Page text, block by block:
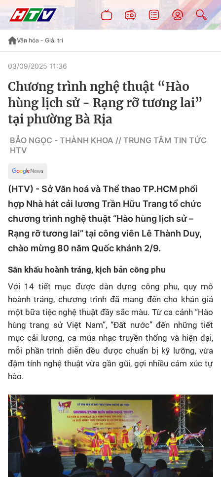
Văn hóa - Giải trí
03/09/2025 11:36
Chương trình nghệ thuật “Hào
hùng lịch sử - Rạng rỡ tương lai”
tại phường Bà Rịa
BẢO NGỌC - THÀNH KHOA // TRUNG TÂM TIN TỨC
HTV
(HTV) - Sở Văn hoá và Thể thao TP.HCM phối
hợp Nhà hát cải lương Trần Hữu Trang tổ chức
chương trình nghệ thuật “Hào hùng lịch sử –
Rạng rỡ tương lai” tại công viên Lê Thành Duy,
chào mừng 80 năm Quốc khánh 2/9.
Sân khấu hoành tráng, kịch bản công phu
Với 14 tiết mục được dàn dựng công phu, quy mô
hoành tráng, chương trình đã mang đến cho khán giả
một bữa tiệc nghệ thuật đầy sắc màu. Từ ca cảnh “Hào
hùng trang sử Việt Nam”, “Đất nước” đến những tiết
mục cải lương, ca múa nhạc truyền thống và hiện đại,
mỗi phần trình diễn đều được chuẩn bị kỹ lưỡng, vừa
đậm tính nghệ thuật vừa gần gũi, gợi nhiều cảm xúc tự
hào.